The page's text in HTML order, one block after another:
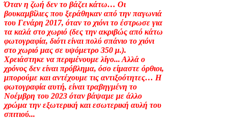
Όταν η ζωή δεν το βάζει κάτω… Οι
βουκαμβίλιες που ξεράθηκαν από την παγωνιά
του Γενάρη 2017, όταν το χιόνι το έστρωσε για
τα καλά στο χωριό (δες την ακριβώς από κάτω
φωτογραφία, διότι είναι πολύ σπάνιο το χιόνι
στο χωριό μας σε υψόμετρο 350 μ.).
Χρειάστηκε να περιμένουμε λίγο... Αλλά ο
χρόνος δεν είναι πρόβλημα, όσο είμαστε όρθιοι,
μπορούμε και αντέχουμε τις αντιξοότητες… Η
φωτογραφία αυτή, είναι τραβηγμένη το
Νοέμβρη του 2023 όταν βάψαμε με άλλο
χρώμα την εξωτερική και εσωτερική αυλή του
σπιτιού...